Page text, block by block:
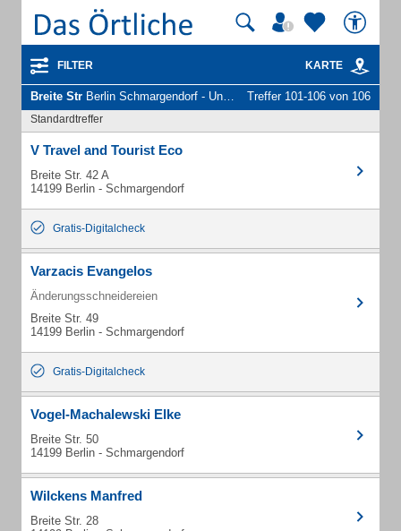
FILTER KARTE
Breite Str Berlin Schmargendorf - Unternehmen und Personen Treffer 101-106 von 106
Standardtreffer
V Travel and Tourist Eco
Breite Str. 42 A
14199 Berlin - Schmargendorf
Gratis-Digitalcheck
Varzacis Evangelos
Änderungsschneidereien
Breite Str. 49
14199 Berlin - Schmargendorf
Gratis-Digitalcheck
Vogel-Machalewski Elke
Breite Str. 50
14199 Berlin - Schmargendorf
Wilckens Manfred
Breite Str. 28